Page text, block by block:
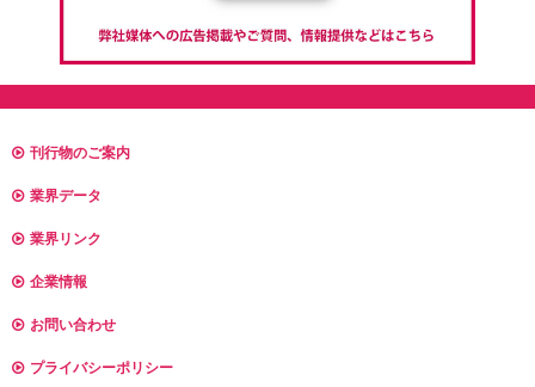
刊行物のご案内
業界データ
業界リンク
企業情報
お問い合わせ
プライバシーポリシー